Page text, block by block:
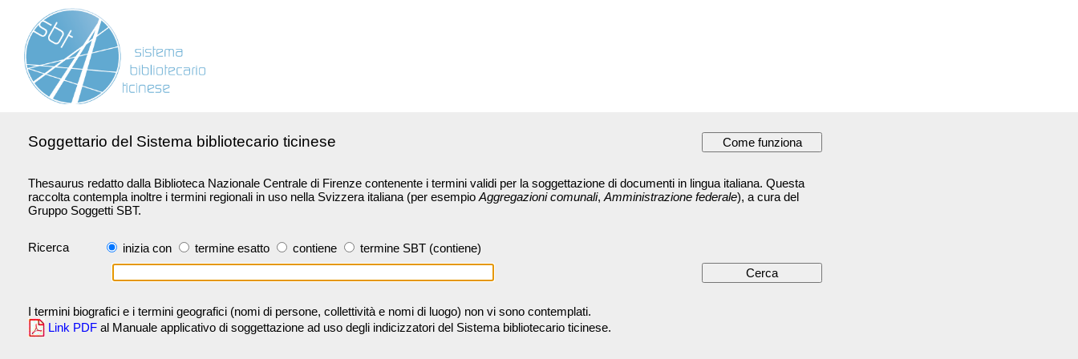
Soggettario del Sistema bibliotecario ticinese
Thesaurus redatto dalla Biblioteca Nazionale Centrale di Firenze contenente i termini validi per la soggettazione di documenti in lingua italiana. Questa
raccolta contempla inoltre i termini regionali in uso nella Svizzera italiana (per esempio Aggregazioni comunali, Amministrazione federale), a cura del
Gruppo Soggetti SBT.
Ricerca inizia con termine esatto contiene termine SBT (contiene)
I termini biografici e i termini geografici (nomi di persone, collettività e nomi di luogo) non vi sono contemplati.
Link PDF al Manuale applicativo di soggettazione ad uso degli indicizzatori del Sistema bibliotecario ticinese.